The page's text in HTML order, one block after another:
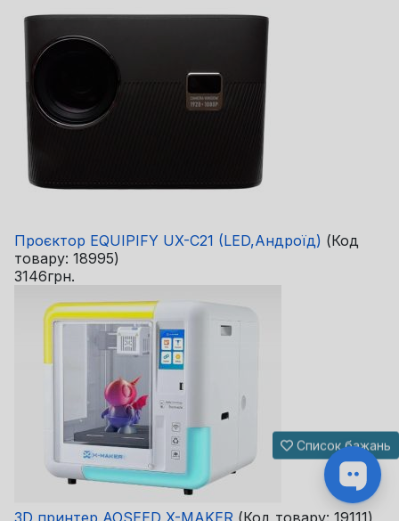
Проєктор EQUIPIFY UX-C21 (LED,Андроїд) (Код
товару: 18995)
3146грн.
3D принтер AOSEED X-MAKER (Код товару: 19111)
Список бажань